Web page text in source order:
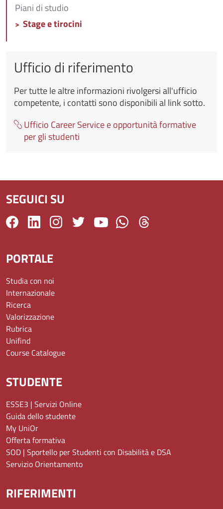
Piani di studio
Stage e tirocini
Ufficio di riferimento
Per tutte le altre informazioni rivolgersi all'ufficio
competente, i contatti sono disponibili al link sotto.
Ufficio Career Service e opportunità formative
per gli studenti
SEGUICI SU
PORTALE
Studia con noi
Internazionale
Ricerca
Valorizzazione
Rubrica
Unifind
Course Catalogue
STUDENTE
ESSE3 | Servizi Online
Guida dello studente
My UniOr
Offerta formativa
SOD | Sportello per Studenti con Disabilità e DSA
Servizio Orientamento
RIFERIMENTI